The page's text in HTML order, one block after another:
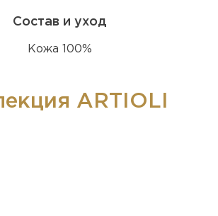
Состав и уход
Кожа 100%
ARTIOLI